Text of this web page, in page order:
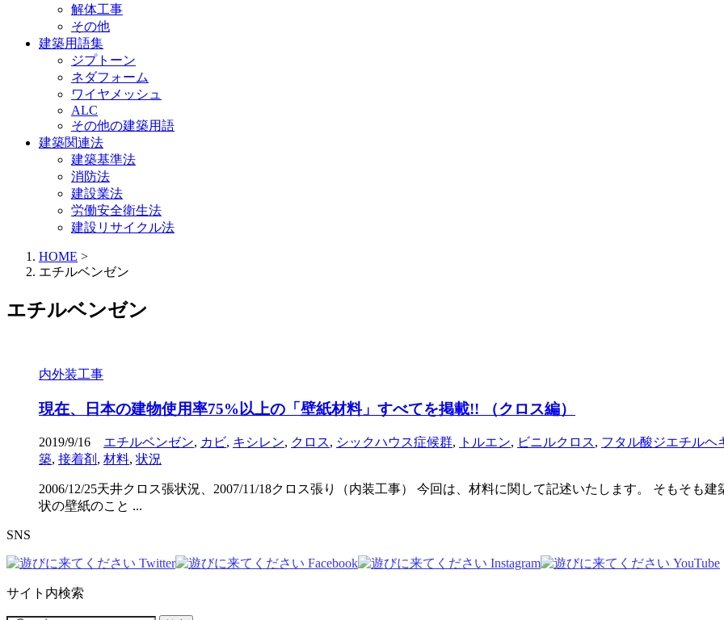
解体工事
その他
建築用語集
ジプトーン
ネダフォーム
ワイヤメッシュ
ALC
その他の建築用語
建築関連法
建築基準法
消防法
建設業法
労働安全衛生法
建設リサイクル法
HOME >
エチルベンゼン
エチルベンゼン
内外装工事
現在、日本の建物使用率75%以上の「壁紙材料」すべてを掲載!! （クロス編）
2019/9/16 エチルベンゼン, カビ, キシレン, クロス, シックハウス症候群, トルエン, ビニルクロス, フタル酸ジエチルヘ
築, 接着剤 , 材料, 状況
2006/12/25天井クロス張状況、2007/11/18クロス張り（内装工事） 今回は、材料に関して記述いたします。 そもそも
状の壁紙のこと ...
SNS
サイト内検索